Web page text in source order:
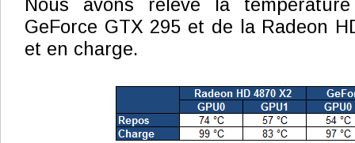
Nous avons relevé la
GeForce GTX 295 et de la Radeon
et en charge.